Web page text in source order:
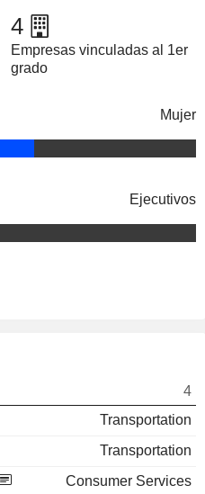
4
Empresas vinculadas al 1er
grado
Mujer
Ejecutivos
4
Transportation
Transportation
Consumer Services